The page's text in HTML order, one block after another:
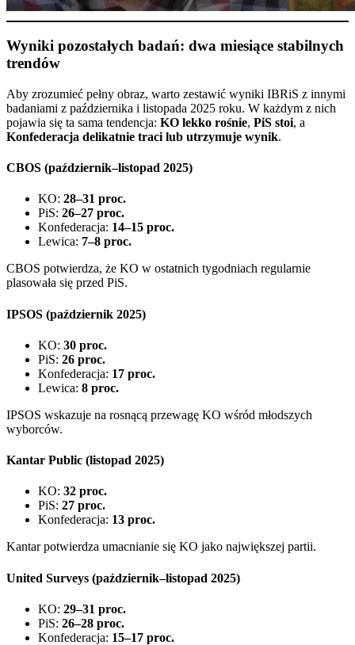
Wyniki pozostałych badań: dwa miesiące stabilnych
trendów
Aby zrozumieć pełny obraz, warto zestawić wyniki IBRiS z innymi
badaniami z października i listopada 2025 roku. W każdym z nich
pojawia się ta sama tendencja: KO lekko rośnie, PiS stoi, a
Konfederacja delikatnie traci lub utrzymuje wynik.
CBOS (październik–listopad 2025)
KO: 28–31 proc.
PiS: 26–27 proc.
Konfederacja: 14–15 proc.
Lewica: 7–8 proc.
CBOS potwierdza, że KO w ostatnich tygodniach regularnie
plasowała się przed PiS.
IPSOS (październik 2025)
KO: 30 proc.
PiS: 26 proc.
Konfederacja: 17 proc.
Lewica: 8 proc.
IPSOS wskazuje na rosnącą przewagę KO wśród młodszych
wyborców.
Kantar Public (listopad 2025)
KO: 32 proc.
PiS: 27 proc.
Konfederacja: 13 proc.
Kantar potwierdza umacnianie się KO jako największej partii.
United Surveys (październik–listopad 2025)
KO: 29–31 proc.
PiS: 26–28 proc.
Konfederacja: 15–17 proc.